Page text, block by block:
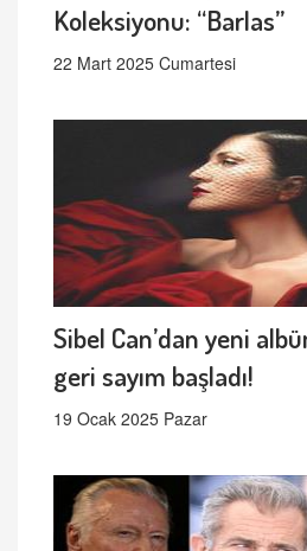
Koleksiyonu: “Barlas”
22 Mart 2025 Cumartesi
Sibel Can’dan yeni
geri sayım başladı!
19 Ocak 2025 Pazar